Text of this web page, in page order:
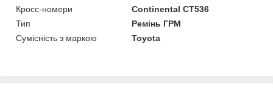
Кросс-номери
Continental CT536
Тип
Ремінь ГРМ
Сумісність з маркою
Toyota